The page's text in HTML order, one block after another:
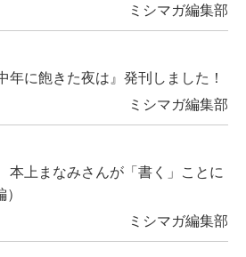
ミシマガ編集部
に飽きた夜は』発刊しました！
ミシマガ編集部
上まなみさんが「書く」ことに
ミシマガ編集部